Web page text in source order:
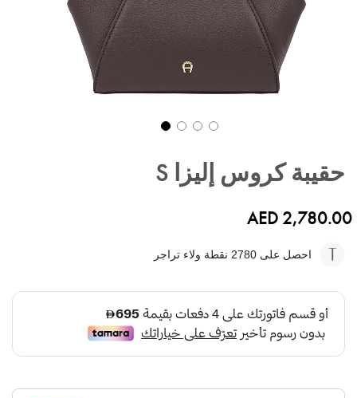
بداية
معرض
حقيبة كروس إليزا S
AED 2,780.00
احصل على 2780 نقطة ولاء تراجر